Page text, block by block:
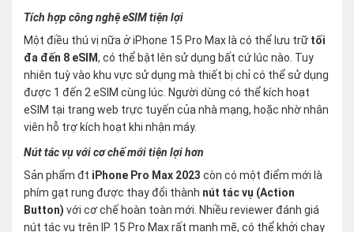
Tích hợp công nghệ eSIM tiện lợi
Một điều thú vị nữa ở iPhone 15 Pro Max là có thể lưu trữ tối
đa đến 8 eSIM, có thể bật lên sử dụng bất cứ lúc nào. Tuy
nhiên tuỳ vào khu vực sử dụng mà thiết bị chỉ có thể sử dụng
được 1 đến 2 eSIM cùng lúc. Người dùng có thể kích hoạt
eSIM tại trang web trực tuyến của nhà mạng, hoặc nhờ nhân
viên hỗ trợ kích hoạt khi nhận máy.
Nút tác vụ với cơ chế mới tiện lợi hơn
Sản phẩm đt iPhone Pro Max 2023 còn có một điểm mới là
phím gạt rung được thay đổi thành nút tác vụ (Action
Button) với cơ chế hoàn toàn mới. Nhiều reviewer đánh giá
nút tác vụ trên IP 15 Pro Max rất mạnh mẽ, có thể khởi chạy